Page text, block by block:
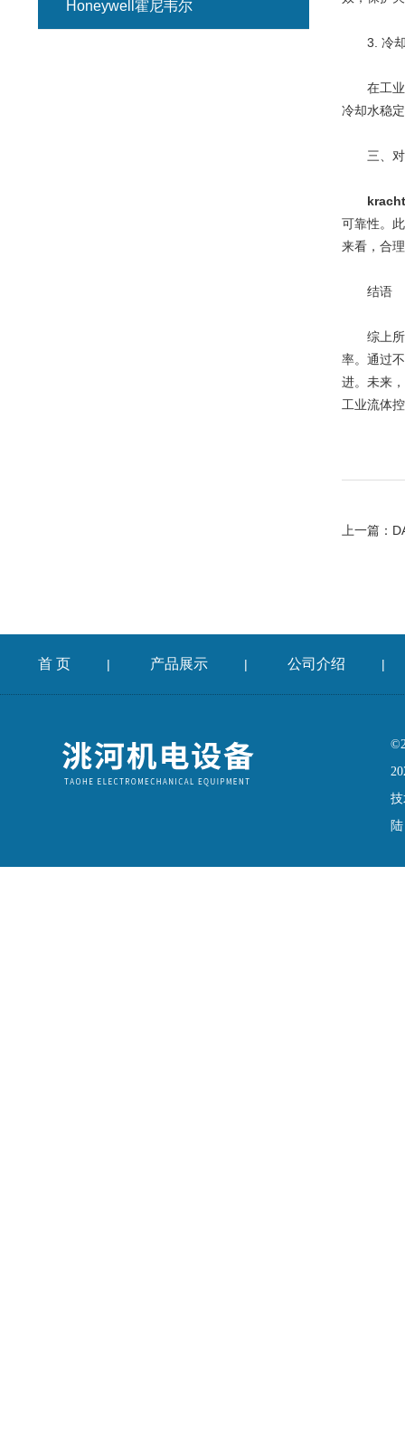
3. 冷却
在工业生
冷却水稳
三、对
可靠性。
来看，合
结语
综上所述
率。通过
进。未来
工业流体
上一篇：
Honeywell霍尼韦尔
首 页 | 产品展示 | 公司介绍 |
陆